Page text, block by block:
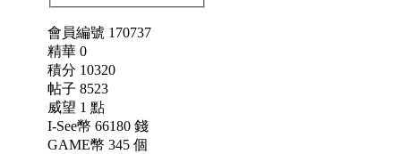
會員編號 170737
精華 0
積分 10320
帖子 8523
威望 1 點
I-See幣 66180 錢
GAME幣 345 個